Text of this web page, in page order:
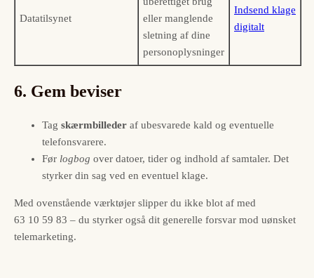
Datatilsynet
eller manglende
sletning af dine
personoplysninger
Indsend klage
digitalt
6. Gem beviser
Tag skærmbilleder af ubesvarede kald og eventuelle
telefonsvarere.
Før logbog over datoer, tider og indhold af samtaler. Det
styrker din sag ved en eventuel klage.
Med ovenstående værktøjer slipper du ikke blot af med
63 10 59 83 – du styrker også dit generelle forsvar mod uønsket
telemarketing.